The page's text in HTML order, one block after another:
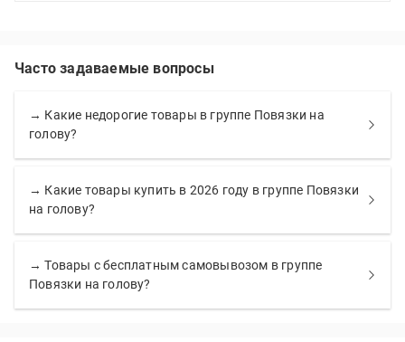
Часто задаваемые вопросы
→ Какие недорогие товары в группе Повязки на
голову?
→ Какие товары купить в 2026 году в группе Повязки
на голову?
→ Товары с бесплатным самовывозом в группе
Повязки на голову?